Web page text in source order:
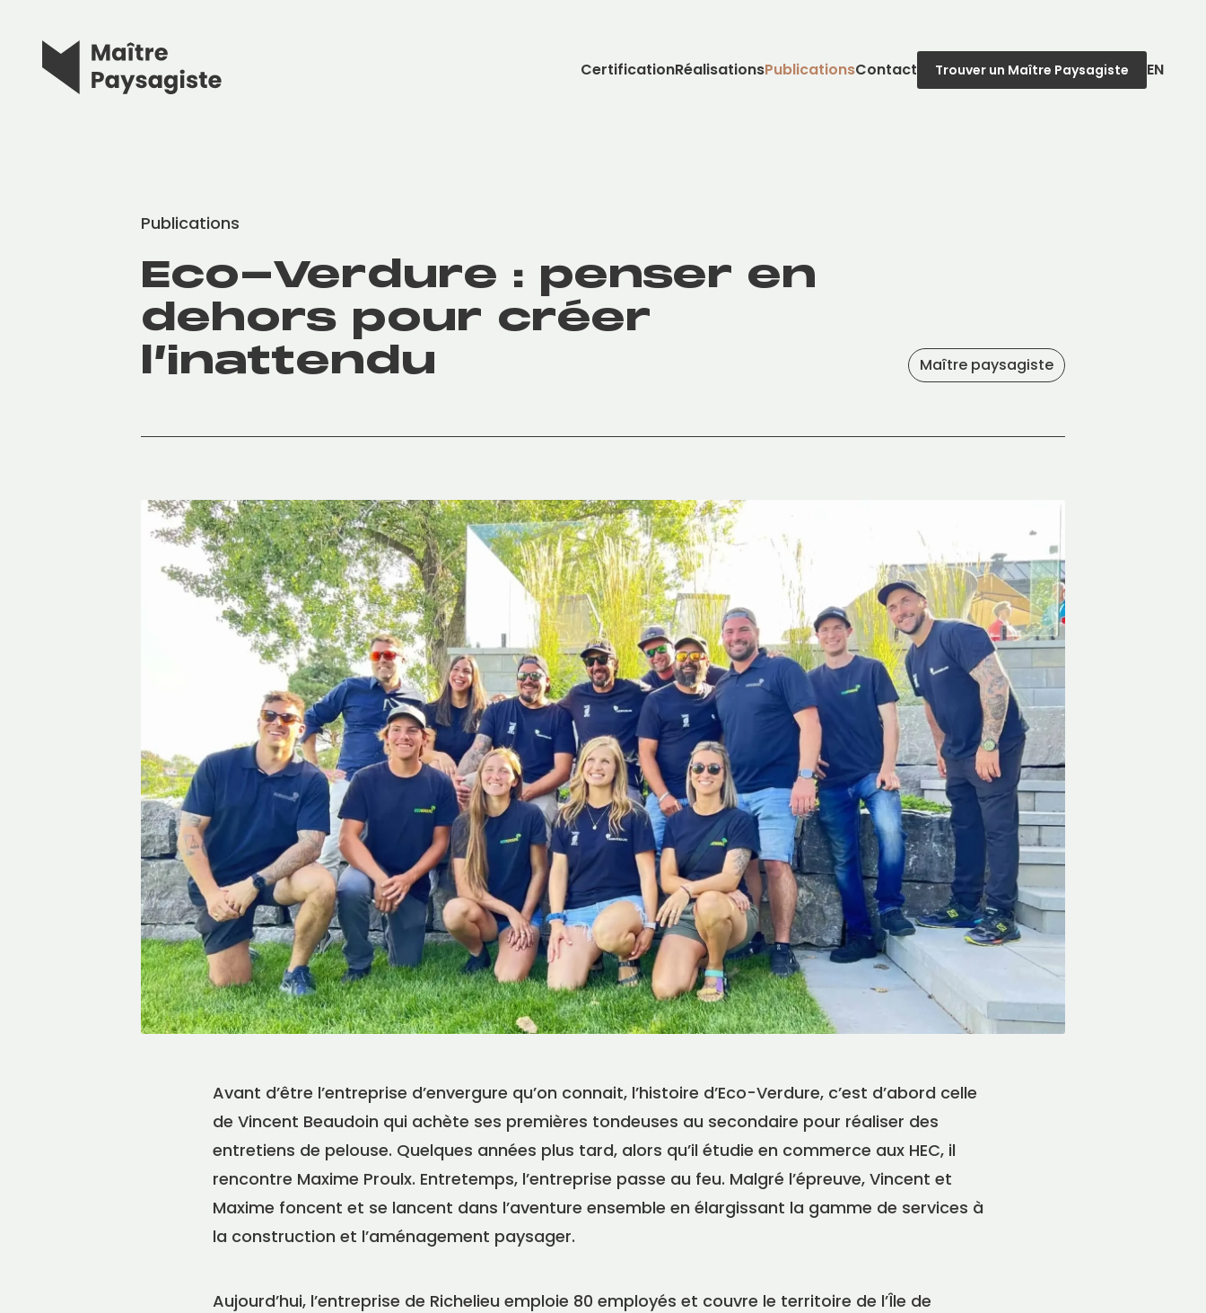
CertificationRéalisationsPublicationsContact Trouver un Maître Paysagiste EN
Trouver un maître paysagiste
FR EN
Publications
Eco-Verdure : penser en
dehors pour créer
l’inattendu
Maître paysagiste
Avant d’être l’entreprise d’envergure qu’on connait, l’histoire d’Eco-Verdure, c’est d’abord celle
de Vincent Beaudoin qui achète ses premières tondeuses au secondaire pour réaliser des
entretiens de pelouse. Quelques années plus tard, alors qu’il étudie en commerce aux HEC, il
rencontre Maxime Proulx. Entretemps, l’entreprise passe au feu. Malgré l’épreuve, Vincent et
Maxime foncent et se lancent dans l’aventure ensemble en élargissant la gamme de services à
la construction et l’aménagement paysager.
Aujourd’hui, l’entreprise de Richelieu emploie 80 employés et couvre le territoire de l’Île de